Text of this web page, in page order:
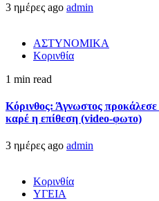
3 ημέρες ago admin
ΑΣΤΥΝΟΜΙΚΑ
Κορινθία
1 min read
Κόρινθος: Άγνωστος
καρέ η επίθεση (video-φωτο)
3 ημέρες ago admin
Κορινθία
ΥΓΕΙΑ